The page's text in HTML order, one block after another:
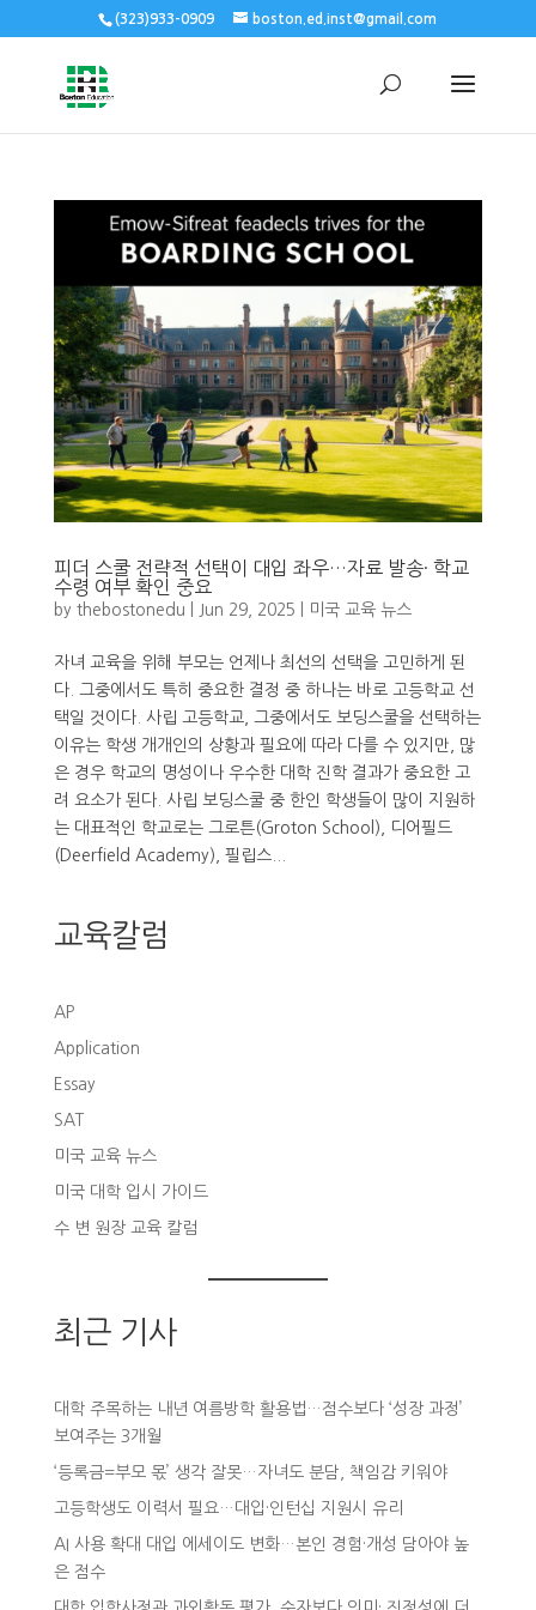
(323)933-0909 boston.ed.inst@gmail.com
피더 스쿨 전략적 선택이 대입 좌우…자료 발송· 학교
수령 여부 확인 중요
by thebostonedu Jun 29, 2025 미국 교육 뉴스
자녀 교육을 위해 부모는 언제나 최선의 선택을 고민하게 된
다. 그중에서도 특히 중요한 결정 중 하나는 바로 고등학교 선
택일 것이다. 사립 고등학교, 그중에서도 보딩스쿨을 선택하는
이유는 학생 개개인의 상황과 필요에 따라 다를 수 있지만, 많
은 경우 학교의 명성이나 우수한 대학 진학 결과가 중요한 고
려 요소가 된다. 사립 보딩스쿨 중 한인 학생들이 많이 지원하
는 대표적인 학교로는 그로튼(Groton School), 디어필드
(Deerfield Academy), 필립스...
교육칼럼
AP
Application
Essay
SAT
미국 교육 뉴스
미국 대학 입시 가이드
수 변 원장 교육 칼럼
최근 기사
대학 주목하는 내년 여름방학 활용법…점수보다 ‘성장 과정’
보여주는 3개월
‘등록금=부모 몫’ 생각 잘못…자녀도 분담, 책임감 키워야
고등학생도 이력서 필요…대입·인턴십 지원시 유리
AI 사용 확대 대입 에세이도 변화…본인 경험·개성 담아야 높
은 점수